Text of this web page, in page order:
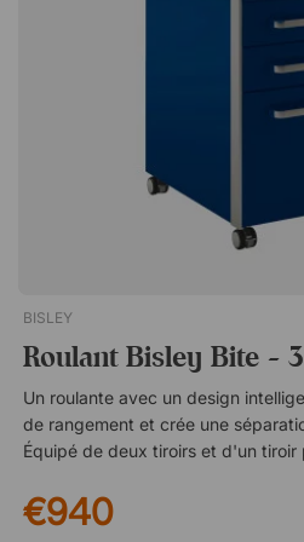
BISLEY
Roulant Bisley Bite -
Un roulante avec un design
de rangement et crée une
Équipé de deux tiroirs et d'un tiroir
Facile à déplacer Design élégant
supportent jusqu'à 20 kilos chacun
€940